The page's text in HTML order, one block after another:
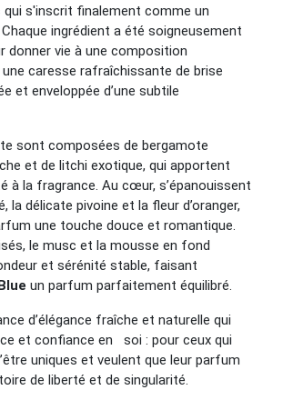
qui s'inscrit finalement comme un
ingrédient a été soigneusement
donner vie à une composition
caresse rafraîchissante de brise
et enveloppée d’une subtile
sont composées de bergamote
et de litchi exotique, qui apportent
à la fragrance. Au cœur, s’épanouissent
la délicate pivoine et la fleur d’oranger,
une touche douce et romantique.
le musc et la mousse en fond
et sérénité stable, faisant
un parfum parfaitement équilibré.
d’élégance fraîche et naturelle qui
et confiance en soi : pour ceux qui
uniques et veulent que leur parfum
de liberté et de singularité.